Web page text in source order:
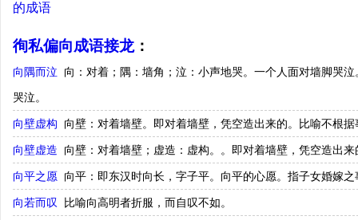
的成语
徇私偏向成语接龙：
向隅而泣
向：对着；隅：墙角；泣：小声地哭。一个人面对墙脚哭
哭泣。
向壁虚构 向壁：对着墙壁。即对着墙壁，凭空造出来的。比喻不根
向壁虚造 向壁：对着墙壁；虚造：虚构。。即对着墙壁，凭空造出
向平之愿 向平：即东汉时向长，字子平。向平的心愿。指子女婚嫁之
向若而叹 比喻向高明者折服，而自叹不如。